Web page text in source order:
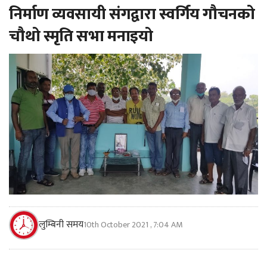
निर्माण व्यवसायी संगद्वारा स्वर्गिय गौचनको
चौथो स्मृति सभा मनाइयो
लुम्बिनी समय10th October 2021 , 7:04 AM